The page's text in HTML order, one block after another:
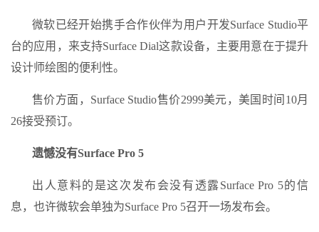
微软已经开始携手合作伙伴为用户开发Surface Studio平
台的应用，来支持Surface Dial这款设备，主要用意在于提升
设计师绘图的便利性。
售价方面，Surface Studio售价2999美元，美国时间10月
26接受预订。
遗憾没有Surface Pro 5
出人意料的是这次发布会没有透露Surface Pro 5的信
息，也许微软会单独为Surface Pro 5召开一场发布会。